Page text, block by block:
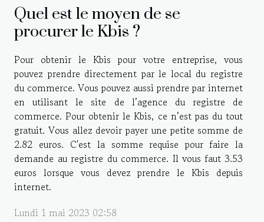
Quel est le moyen de se
procurer le Kbis ?
Pour obtenir le Kbis pour votre entreprise, vous
pouvez prendre directement par le local du registre
du commerce. Vous pouvez aussi prendre par internet
en utilisant le site de l’agence du registre de
commerce. Pour obtenir le Kbis, ce n’est pas du tout
gratuit. Vous allez devoir payer une petite somme de
2.82 euros. C'est la somme requise pour faire la
demande au registre du commerce. Il vous faut 3.53
euros lorsque vous devez prendre le Kbis depuis
internet.
Lundi 1 mai 2023 02:58